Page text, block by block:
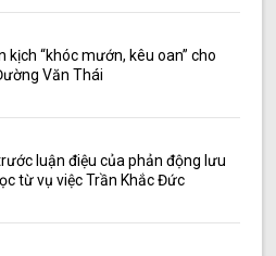
kịch “khóc mướn, kêu oan” cho
Văn Thái
luận điệu của phản động lưu
từ vụ việc Trần Khắc Đức